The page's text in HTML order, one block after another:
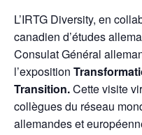
L’IRTG Diversity, en
canadien d’études
Consulat Général
l’exposition
Transition.Cette visite
collègues du réseau
allemandes et